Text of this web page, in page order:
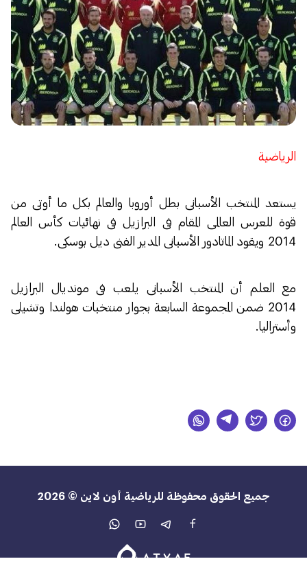
الرياضية
يستعد المنتخب الأسبانى بطل أوروبا والعالم بكل ما أوتى من
قوة للعرس العالمى المقام فى البرازيل فى نهائيات كأس العالم
2014 ويقود الماتادور الأسبانى المدير الفنى ديل بوسكى.
مع العلم أن المنتخب الأسبانى يلعب فى مونديال البرازيل
2014 ضمن المجموعة السابعة بجوار منتخبات هولندا وتشيلى
وأستراليا.
جميع الحقوق محفوظة للرياضية أون لاين © 2026